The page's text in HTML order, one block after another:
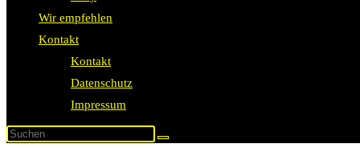
Wir empfehlen
Kontakt
Kontakt
Datenschutz
Impressum